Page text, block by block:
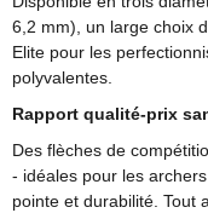
6,2 mm), un large choix
Elite pour les
polyvalentes.
Rapport qualité-prix
Des flèches de
- idéales pour les
pointe et durabilité. Tout